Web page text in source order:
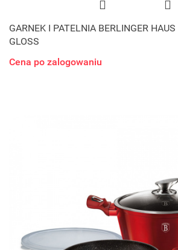
GARNEK I PATELNIA BERLINGER
GLOSS
Cena po zalogowaniu